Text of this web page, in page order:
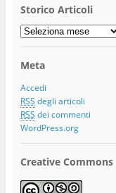
Storico Articoli
Storico
Articoli
Meta
Accedi
RSS degli articoli
RSS dei commenti
WordPress.org
Creative Commons